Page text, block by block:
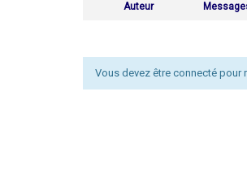
Auteur
Vous devez être connecté pour